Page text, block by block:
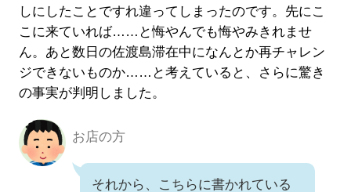
しにしたことですれ違ってしまったのです。先にこ
こに来ていれば……と悔やんでも悔やみきれませ
ん。あと数日の佐渡島滞在中になんとか再チャレン
ジできないものか……と考えていると、さらに驚き
の事実が判明しました。
お店の方
それから、こちらに書かれている